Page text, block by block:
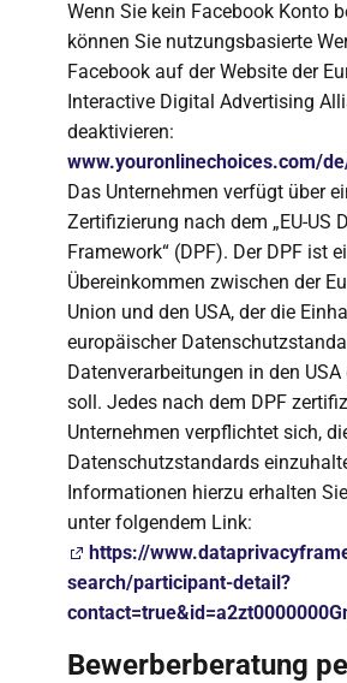
Wenn Sie kein Facebook Konto
können Sie nutzungsbasierte
Facebook auf der Website der
Interactive Digital Advertising
deaktivieren:
www.youronlinechoices.com/
Das Unternehmen verfügt über
Zertifizierung nach dem „EU-US
Framework“ (DPF). Der DPF ist
Übereinkommen zwischen der
Union und den USA, der die
europäischer
Datenverarbeitungen in den
soll. Jedes nach dem DPF
Unternehmen verpflichtet sich,
Datenschutzstandards
Informationen hierzu erhalten
unter folgendem Link:
https://
search/participant-detail?
Bewerberberatung